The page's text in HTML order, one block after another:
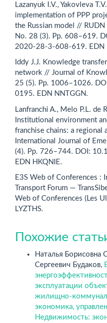
Lazanyuk I.V., Yakovleva
implementation of PPP
the Russian model //
No. 28 (3). Pp. 608–619.
2020-28-3-608-619. EDN
Iddy J.J. Knowledge
network // Journal of
25 (5). Pp. 1006–1026.
0195. EDN NNTGGN.
Lanfranchi A., Melo P.L. de
Institutional environment
franchise chains: a regional
International Journal of
(4). Pp. 726–744. DOI:
EDN HKQNIE.
E3S Web of Conferences :
Transport Forum —
Web of Conferences (Les
LYZTHS.
Похожие
Наталья Борисовна
Сергеевич Будаков,
эксплуатации
жилищно-
экономика,
Недвижимость: